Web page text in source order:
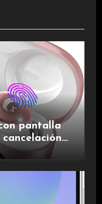
pantalla
de larga